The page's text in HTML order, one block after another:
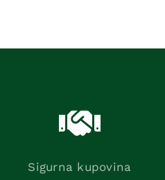
Sigurna kupovina